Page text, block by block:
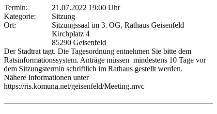
Termin:
21.07.2022 19:00 Uhr
Kategorie:
Sitzung
Ort:
Sitzungssaal im 3. OG, Rathaus Geisenfeld
Kirchplatz 4
85290 Geisenfeld
Der Stadtrat tagt. Die Tagesordnung entnehmen Sie bitte dem
Ratsinformationssystem. Anträge müssen mindestens 10 Tage vor
dem Sitzungstermin schriftlich im Rathaus gestellt werden.
Nähere Informationen unter
https://ris.komuna.net/geisenfeld/Meeting.mvc